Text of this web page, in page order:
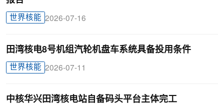
世界核能 2026-07-16
田湾核电8号机组汽轮机盘车系统具备投用条件
世界核能 2026-07-11
中核华兴田湾核电站自备码头平台主体完工